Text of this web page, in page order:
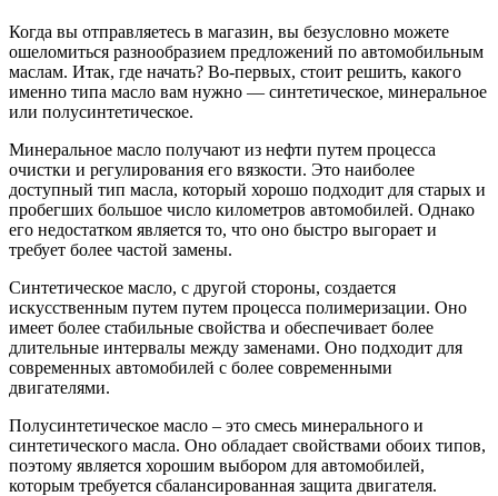
Когда вы отправляетесь в магазин, вы безусловно можете
ошеломиться разнообразием предложений по автомобильным
маслам. Итак, где начать? Во-первых, стоит решить, какого
именно типа масло вам нужно — синтетическое, минеральное
или полусинтетическое.
Минеральное масло получают из нефти путем процесса
очистки и регулирования его вязкости. Это наиболее
доступный тип масла, который хорошо подходит для старых и
пробегших большое число километров автомобилей. Однако
его недостатком является то, что оно быстро выгорает и
требует более частой замены.
Синтетическое масло, с другой стороны, создается
искусственным путем путем процесса полимеризации. Оно
имеет более стабильные свойства и обеспечивает более
длительные интервалы между заменами. Оно подходит для
современных автомобилей с более современными
двигателями.
Полусинтетическое масло – это смесь минерального и
синтетического масла. Оно обладает свойствами обоих типов,
поэтому является хорошим выбором для автомобилей,
которым требуется сбалансированная защита двигателя.